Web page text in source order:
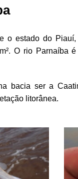
o estado do
O rio Parnaíba
bacia ser a
litorânea.